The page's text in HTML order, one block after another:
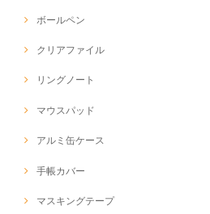
ボールペン
クリアファイル
リングノート
マウスパッド
アルミ缶ケース
手帳カバー
マスキングテープ